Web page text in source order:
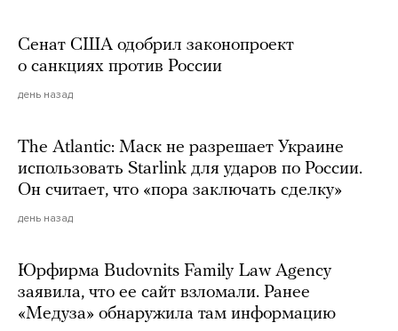
Сенат США одобрил законопроект
о санкциях против России
день назад
The Atlantic: Маск не разрешает Украине
использовать Starlink для ударов по России.
Он считает, что «пора заключать сделку»
день назад
Юрфирма Budovnits Family Law Agency
заявила, что ее сайт взломали. Ранее
«Медуза» обнаружила там информацию